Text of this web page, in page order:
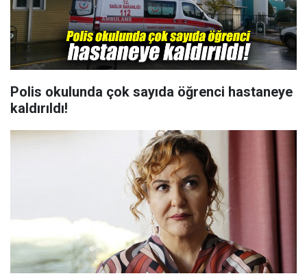
Polis okulunda çok sayıda öğrenci hastaneye
kaldırıldı!